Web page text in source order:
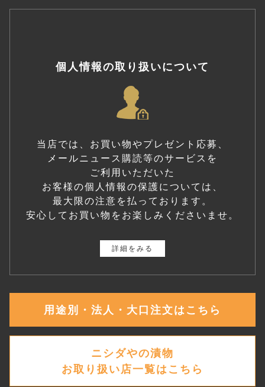
個人情報の取り扱いについて
当店では、お買い物やプレゼント応募、
メールニュース購読等のサービスを
ご利用いただいた
お客様の個人情報の保護については、
最大限の注意を払っております。
安心してお買い物をお楽しみくださいませ。
詳細をみる
用途別・法人・大口注文はこちら
ニシダやの漬物
お取り扱い店一覧はこちら